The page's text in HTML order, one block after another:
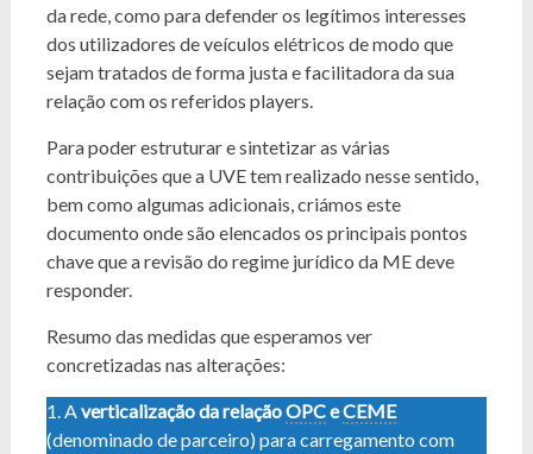
da rede, como para defender os legítimos interesses
dos utilizadores de veículos elétricos de modo que
sejam tratados de forma justa e facilitadora da sua
relação com os referidos players.
Para poder estruturar e sintetizar as várias
contribuições que a UVE tem realizado nesse sentido,
bem como algumas adicionais, criámos este
documento onde são elencados os principais pontos
chave que a revisão do regime jurídico da ME deve
responder.
Resumo das medidas que esperamos ver
concretizadas nas alterações:
1. Averticalização da relaçãoOPCeCEME
(denominado de parceiro) para carregamento com